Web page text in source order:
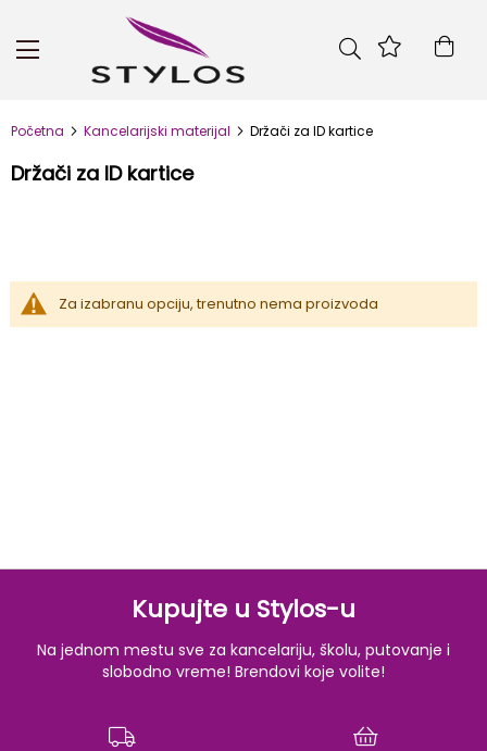
Skip
Početna Kancelarijski materijal Držači za ID kartice
Držači za ID kartice
Za izabranu opciju, trenutno nema proizvoda
Kupujte u Stylos-u
Na jednom mestu sve za kancelariju, školu, putovanje i
slobodno vreme! Brendovi koje volite!